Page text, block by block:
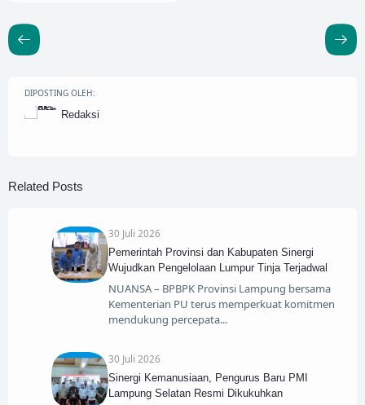
DIPOSTING OLEH:
Redaksi
Related Posts
30 Juli 2026
Pemerintah Provinsi dan Kabupaten Sinergi
Wujudkan Pengelolaan Lumpur Tinja Terjadwal
NUANSA – BPBPK Provinsi Lampung bersama
Kementerian PU terus memperkuat komitmen
mendukung percepata
30 Juli 2026
Sinergi Kemanusiaan, Pengurus Baru PMI
Lampung Selatan Resmi Dikukuhkan